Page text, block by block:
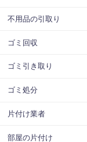
不用品の引取り
ゴミ回収
ゴミ引き取り
ゴミ処分
片付け業者
部屋の片付け